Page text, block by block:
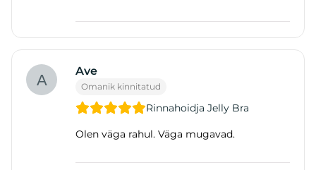
Ave
Omanik kinnitatud
Rinnahoidja Jelly Bra
Olen väga rahul. Väga mugavad.